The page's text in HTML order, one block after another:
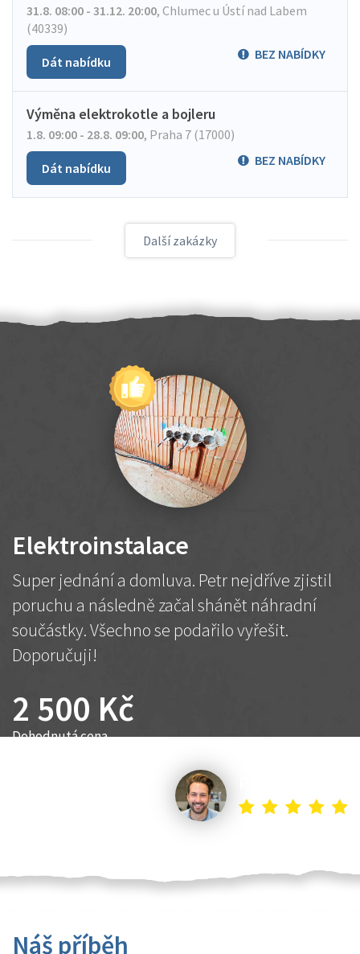
31.8. 08:00 - 31.12. 20:00, Chlumec u Ústí nad Labem
(40339)
BEZ NABÍDKY
Dát nabídku
Výměna elektrokotle a bojleru
1.8. 09:00 - 28.8. 09:00, Praha 7 (17000)
BEZ NABÍDKY
Dát nabídku
Další zakázky
Elektroinstalace
Super jednání a domluva. Petr nejdříve zjistil
poruchu a následně začal shánět náhradní
součástky. Všechno se podařilo vyřešit.
Doporučuji!
2 500 Kč
Dohodnutá cena
Náš příběh